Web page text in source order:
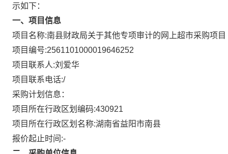
示如下：
一、项目信息
项目名称:南县财政局关于其他专项审计的网上超市采购项目
项目编号:2561101000019646252
项目联系人:刘爱华
项目联系电话:/
采购计划信息：
项目所在行政区划编码:430921
项目所在行政区划名称:湖南省益阳市南县
报价起止时间:-